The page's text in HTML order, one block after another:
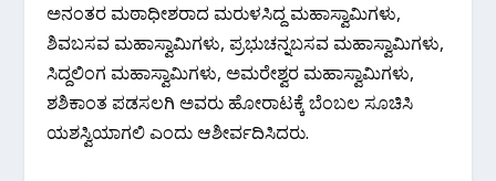
ಅನಂತರ ಮಠಾಧೀಶರಾದ ಮರುಳಸಿದ್ದ ಮಹಾಸ್ವಾಮಿಗಳು,
ಶಿವಬಸವ ಮಹಾಸ್ವಾಮಿಗಳು, ಪ್ರಭುಚನ್ನಬಸವ ಮಹಾಸ್ವಾಮಿಗಳು,
ಸಿದ್ದಲಿಂಗ ಮಹಾಸ್ವಾಮಿಗಳು, ಅಮರೇಶ್ವರ ಮಹಾಸ್ವಾಮಿಗಳು,
ಶಶಿಕಾಂತ ಪಡಸಲಗಿ ಅವರು ಹೋರಾಟಕ್ಕೆ ಬೆಂಬಲ ಸೂಚಿಸಿ
ಯಶಸ್ವಿಯಾಗಲಿ ಎಂದು ಆಶೀರ್ವದಿಸಿದರು.